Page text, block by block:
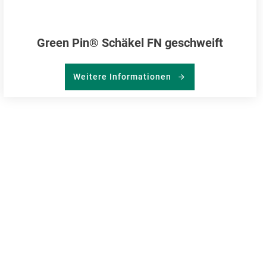
Green Pin® Schäkel FN geschweift
Weitere Informationen